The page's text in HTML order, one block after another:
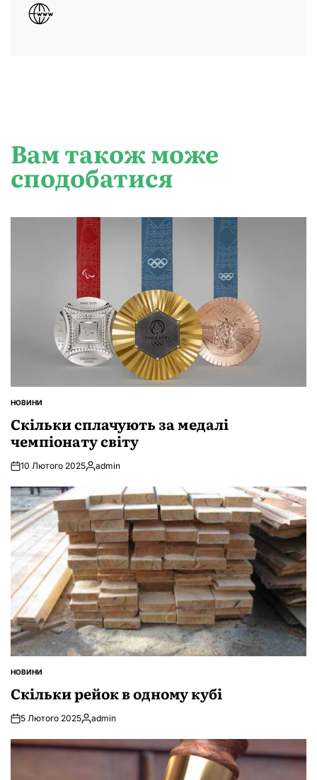
Вам також може
сподобатися
ОПУБЛІКУВАТИ
НОВИНИ
Скільки сплачують за медалі
чемпіонату світу
10 Лютого 2025Опубліковано
admin
ОПУБЛІКУВАТИ
НОВИНИ
Скільки рейок в одному кубі
5 Лютого 2025Опубліковано
admin